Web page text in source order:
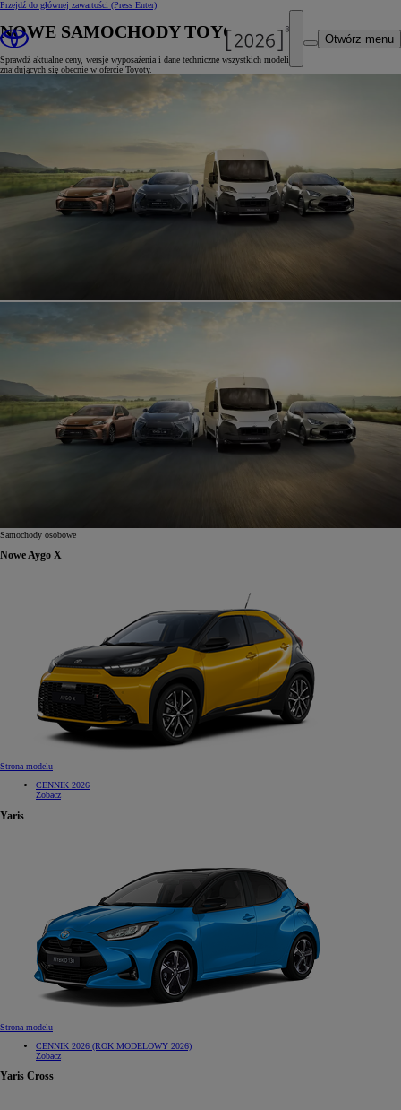
Przejdź do głównej zawartości (Press Enter)
Otwórz menu
NOWE SAMOCHODY TOYOTY
Sprawdź aktualne ceny, wersje wyposażenia i dane techniczne wszystkich modeli
znajdujących się obecnie w ofercie Toyoty.
Samochody osobowe
Nowe Aygo X
Strona modelu
CENNIK 2026
Zobacz
Yaris
Strona modelu
CENNIK 2026 (ROK MODELOWY 2026)
Zobacz
Yaris Cross